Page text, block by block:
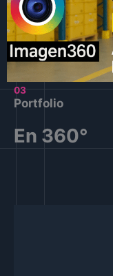
03
Portfolio
En 360°